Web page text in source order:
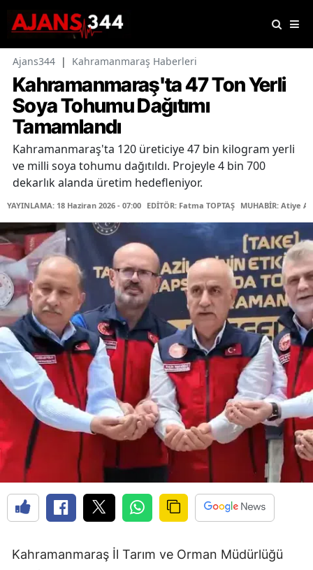
Ajans344 | Kahramanmaraş Haberleri
Kahramanmaraş'ta 47 Ton Yerli
Soya Tohumu Dağıtımı
Tamamlandı
Kahramanmaraş'ta 120 üreticiye 47 bin kilogram yerli
ve milli soya tohumu dağıtıldı. Projeyle 4 bin 700
dekarlık alanda üretim hedefleniyor.
YAYINLAMA: 18 Haziran 2026 - 07:00 EDİTÖR: Fatma TOPTAŞ MUHABİR: Atiye
Kahramanmaraş İl Tarım ve Orman Müdürlüğü